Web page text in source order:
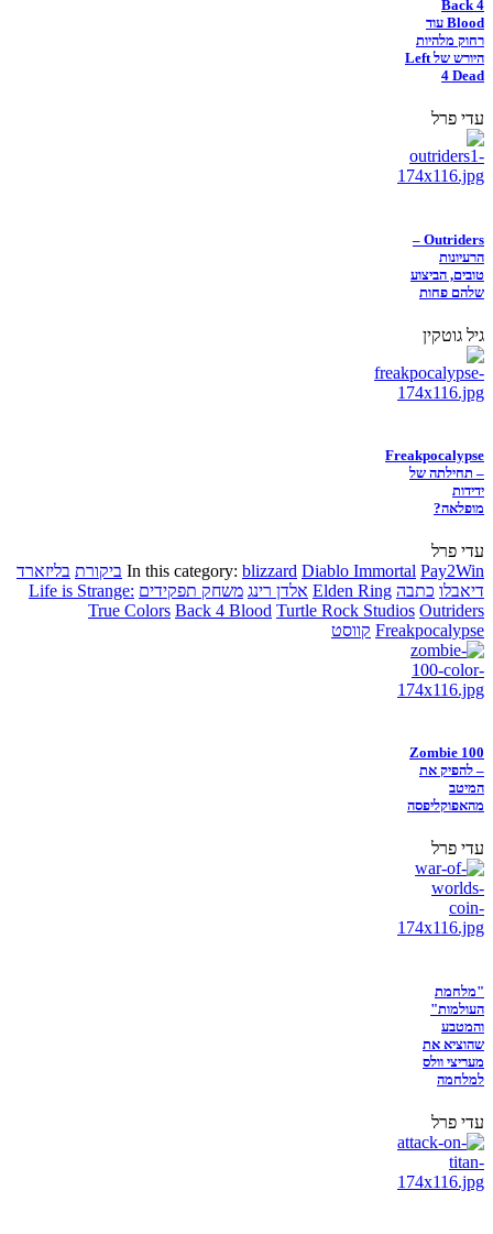
Back 4
Blood עוד
רחוק מלהיות
היורש של Left
4 Dead
עדי פרל
Outriders –
הרעיונות
טובים, הביצוע
שלהם פחות
גיל גוטקין
Freakpocalypse
– תחילתה של
ידידות
מופלאה?
עדי פרל
In this category: blizzard Diablo Immortal Pay2Win ביקורת בליזארד
דיאבלו כתבה Elden Ring אלדן רינג משחק תפקידים Life is Strange:
True Colors Back 4 Blood Turtle Rock Studios Outriders
Freakpocalypse קווסט
Zombie 100
– להפיק את
המיטב
מהאפוקליפסה
עדי פרל
"מלחמת
העולמות"
והמטבע
שהוציא את
מעריצי וולס
למלחמה
עדי פרל